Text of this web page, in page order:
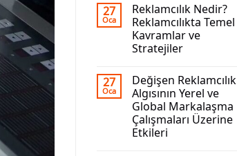
27
Oca
Reklamcılık Nedir?
Reklamcılıkta Temel
Kavramlar ve
Stratejiler
27
Oca
Değişen Reklamcılık
Algısının Yerel ve
Global Markalaşma
Çalışmaları Üzerine
Etkileri